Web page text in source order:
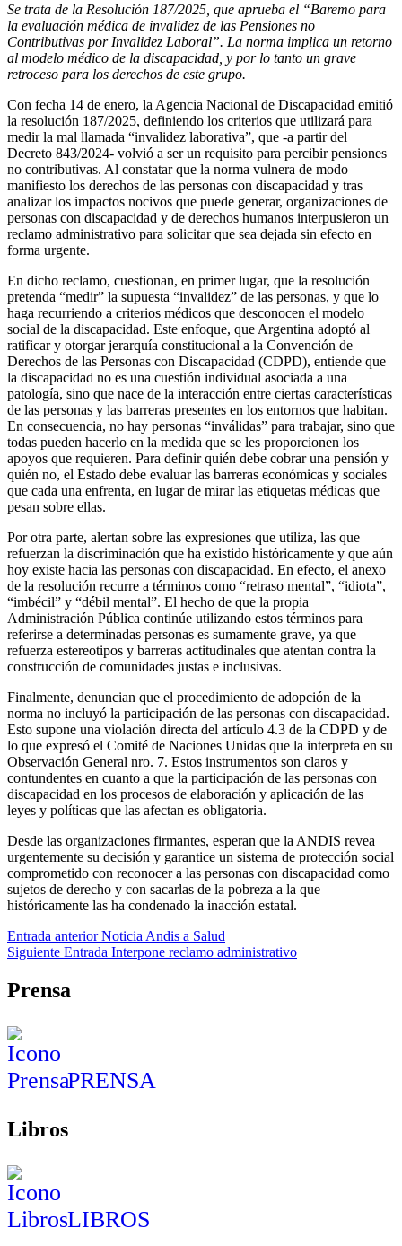
Se trata de la Resolución 187/2025, que aprueba el “Baremo para
la evaluación médica de invalidez de las Pensiones no
Contributivas por Invalidez Laboral”. La norma implica un retorno
al modelo médico de la discapacidad, y por lo tanto un grave
retroceso para los derechos de este grupo.
Con fecha 14 de enero, la Agencia Nacional de Discapacidad emitió
la resolución 187/2025, definiendo los criterios que utilizará para
medir la mal llamada “invalidez laborativa”, que -a partir del
Decreto 843/2024- volvió a ser un requisito para percibir pensiones
no contributivas. Al constatar que la norma vulnera de modo
manifiesto los derechos de las personas con discapacidad y tras
analizar los impactos nocivos que puede generar, organizaciones de
personas con discapacidad y de derechos humanos interpusieron un
reclamo administrativo para solicitar que sea dejada sin efecto en
forma urgente.
En dicho reclamo, cuestionan, en primer lugar, que la resolución
pretenda “medir” la supuesta “invalidez” de las personas, y que lo
haga recurriendo a criterios médicos que desconocen el modelo
social de la discapacidad. Este enfoque, que Argentina adoptó al
ratificar y otorgar jerarquía constitucional a la Convención de
Derechos de las Personas con Discapacidad (CDPD), entiende que
la discapacidad no es una cuestión individual asociada a una
patología, sino que nace de la interacción entre ciertas características
de las personas y las barreras presentes en los entornos que habitan.
En consecuencia, no hay personas “inválidas” para trabajar, sino que
todas pueden hacerlo en la medida que se les proporcionen los
apoyos que requieren. Para definir quién debe cobrar una pensión y
quién no, el Estado debe evaluar las barreras económicas y sociales
que cada una enfrenta, en lugar de mirar las etiquetas médicas que
pesan sobre ellas.
Por otra parte, alertan sobre las expresiones que utiliza, las que
refuerzan la discriminación que ha existido históricamente y que aún
hoy existe hacia las personas con discapacidad. En efecto, el anexo
de la resolución recurre a términos como “retraso mental”, “idiota”,
“imbécil” y “débil mental”. El hecho de que la propia
Administración Pública continúe utilizando estos términos para
referirse a determinadas personas es sumamente grave, ya que
refuerza estereotipos y barreras actitudinales que atentan contra la
construcción de comunidades justas e inclusivas.
Finalmente, denuncian que el procedimiento de adopción de la
norma no incluyó la participación de las personas con discapacidad.
Esto supone una violación directa del artículo 4.3 de la CDPD y de
lo que expresó el Comité de Naciones Unidas que la interpreta en su
Observación General nro. 7. Estos instrumentos son claros y
contundentes en cuanto a que la participación de las personas con
discapacidad en los procesos de elaboración y aplicación de las
leyes y políticas que las afectan es obligatoria.
Desde las organizaciones firmantes, esperan que la ANDIS revea
urgentemente su decisión y garantice un sistema de protección social
comprometido con reconocer a las personas con discapacidad como
sujetos de derecho y con sacarlas de la pobreza a la que
históricamente las ha condenado la inacción estatal.
Skip
back
main
navigation
Navegación
de
entradas
Entrada anterior Noticia Andis a Salud
Siguiente Entrada Interpone reclamo administrativo
Prensa
PRENSA
Libros
LIBROS